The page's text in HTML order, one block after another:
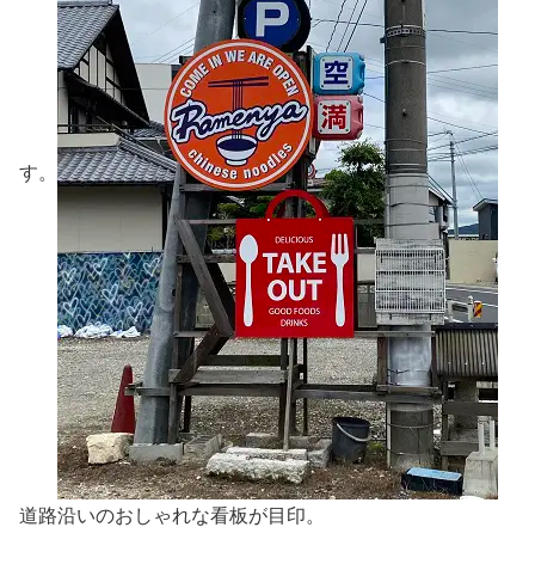
す。
道路沿いのおしゃれな看板が目印。